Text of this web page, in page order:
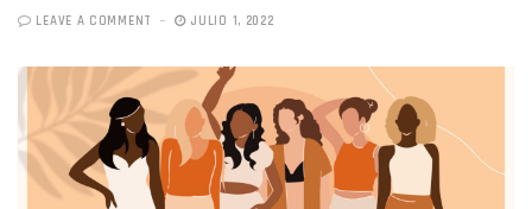
LEAVE A COMMENT JULIO 1, 2022